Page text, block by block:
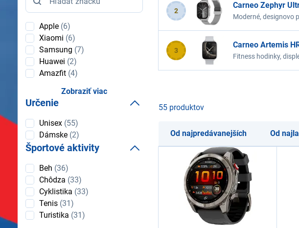
2
Carneo Zephyr
Moderné, designovo
3
Carneo Artemis
Fitness hodinky,
Apple (6)
Xiaomi (6)
Samsung (7)
Huawei (2)
Amazfit (4)
Zobraziť viac
Určenie
Určenie
Unisex (55)
Dámske (2)
Športové aktivity
Športové
aktivity
Beh (36)
Chôdza (33)
Cyklistika (33)
Tenis (31)
Turistika (31)
55 produktov
Od najpredávanejších Od